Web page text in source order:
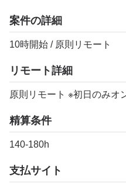
案件の詳細
10時開始 / 原則リモート
リモート詳細
原則リモート ※初日のみオ
精算条件
140-180h
支払サイト